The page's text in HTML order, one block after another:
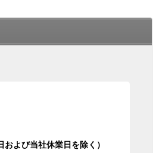
よび当社休業日を除く）